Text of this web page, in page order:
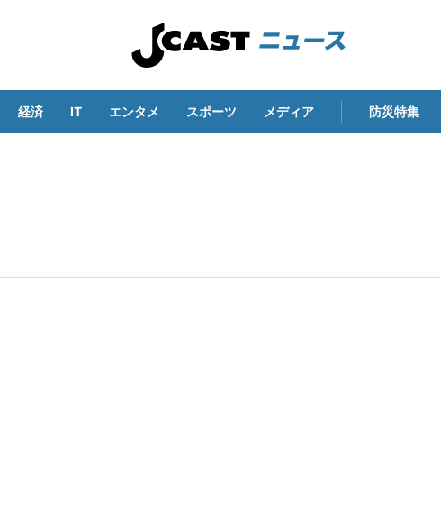
経済 IT エンタメ スポーツ メディア 防災特集